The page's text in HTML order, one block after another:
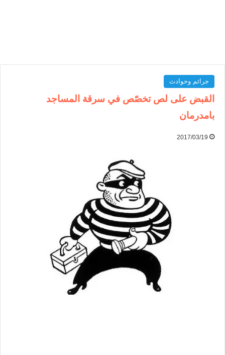
جرائم وحوادث
القبض على لص تخصّص في سرقة المساجد
بامدرمان
2017/03/19